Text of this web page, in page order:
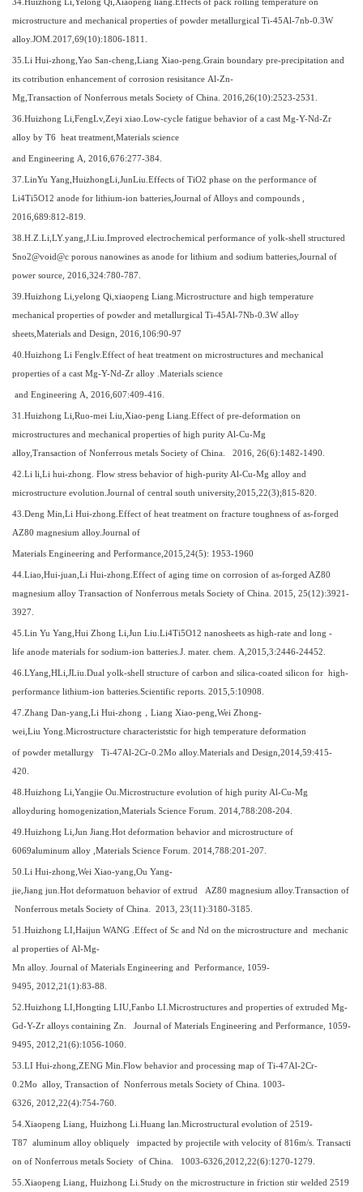
microstructure and mechanical properties of powder metallurgical Ti-45Al-7nb-0.3W
alloy.JOM.2017,69(10):1806-1811.
35 .Li Hui-zhong,Yao San-cheng,Liang Xiao-peng.Grain boundary pre-precipitation and
its cotribution enhancement of corrosion resisitance Al-Zn-
Mg,Transaction of Nonferrous metals Society of China. 2016,26(10):2523-2531.
36 .Huizhong Li,FengLv,Zeyi xiao.Low-cycle fatigue behavior of a cast Mg-Y-Nd-Zr
alloy by T6 heat treatment,Materials science
and Engineering A, 2016,676:277-384.
37 .LinYu Yang,HuizhongLi,JunLiu.Effects of TiO2 phase on the performance of
Li4Ti5O12 anode for lithium-ion batteries,Journal of Alloys and compounds ,
2016,689:812-819.
38 .H.Z.Li,LY.yang,J.Liu.Improved electrochemical performance of yolk-shell structured
Sno2@void@c porous nanowines as anode for lithium and sodium batteries,Journal of
power source, 2016,324:780-787.
39 .Huizhong Li,yelong Qi,xiaopeng Liang.Microstructure and high temperature
mechanical properties of powder and metallurgical Ti-45Al-7Nb-0.3W alloy
sheets,Materials and Design, 2016,106:90-97
40 .Huizhong Li Fenglv.Effect of heat treatment on microstructures and mechanical
properties of a cast Mg-Y-Nd-Zr alloy .Materials science
and Engineering A, 2016,607:409-416.
31 .Huizhong Li,Ruo-mei Liu,Xiao-peng Liang.Effect of pre-deformation on
microstructures and mechanical properties of high purity Al-Cu-Mg
alloy,Transaction of Nonferrous metals Society of China. 2016, 26(6):1482-1490.
42 .Li li,Li hui-zhong. Flow stress behavior of high-purity Al-Cu-Mg alloy and
microstructure evolution.Journal of central south university,2015,22(3);815-820.
43 .Deng Min,Li Hui-zhong.Effect of heat treatment on fracture toughness of as-forged
AZ80 magnesium alloy.Journal of
Materials Engineering and Performance,2015,24(5): 1953-1960
44 .Liao,Hui-juan,Li Hui-zhong.Effect of aging time on corrosion of as-forged AZ80
magnesium alloy Transaction of Nonferrous metals Society of China. 2015, 25(12):3921-
3927.
45 .Lin Yu Yang,Hui Zhong Li,Jun Liu.Li4Ti5O12 nanosheets as high-rate and long -
life anode materials for sodium-ion batteries.J. mater. chem. A,2015,3:2446-24452.
46 .LYang,HLi,JLiu.Dual yolk-shell structure of carbon and silica-coated silicon for high-
performance lithium-ion batteries.Scientific reports. 2015,5:10908.
47 .Zhang Dan-yang,Li Hui-zhong ， Liang Xiao-peng,Wei Zhong-
wei,Liu Yong.Microstructure characteriststic for high temperature deformation
of powder metallurgy Ti-47Al-2Cr-0.2Mo alloy.Materials and Design,2014,59:415-
420.
48 .Huizhong Li,Yangjie Ou.Microstructure evolution of high purity Al-Cu-Mg
alloyduring homogenization,Materials Science Forum. 2014,788:208-204.
49 .Huizhong Li,Jun Jiang.Hot deformation behavior and microstructure of
6069aluminum alloy ,Materials Science Forum. 2014,788:201-207.
50 .Li Hui-zhong,Wei Xiao-yang,Ou Yang-
jie,Jiang jun.Hot deformatuon behavior of extrud AZ80 magnesium alloy.Transaction of
Nonferrous metals Society of China. 2013, 23(11):3180-3185.
51 .Huizhong LI,Haijun WANG .Effect of Sc and Nd on the microstructure and mechanic
al properties of Al-Mg-
Mn alloy. Journal of Materials Engineering and Performance, 1059-
9495, 2012,21(1):83-88.
52 .Huizhong LI,Hongting LIU,Fanbo LI.Microstructures and properties of extruded Mg-
Gd-Y-Zr alloys containing Zn. Journal of Materials Engineering and Performance, 1059-
9495, 2012,21(6):1056-1060.
53 .LI Hui-zhong,ZENG Min.Flow behavior and processing map of Ti-47Al-2Cr-
0.2Mo alloy, Transaction of Nonferrous metals Society of China. 1003-
6326, 2012,22(4):754-760.
54 .Xiaopeng Liang, Huizhong Li.Huang lan.Microstructural evolution of 2519-
T87 aluminum alloy obliquely impacted by projectile with velocity of 816m/s. Transacti
on of Nonferrous metals Society of China. 1003-6326,2012,22(6):1270-1279.
55 .Xiaopeng Liang, Huizhong Li.Study on the microstructure in friction stir welded 2519